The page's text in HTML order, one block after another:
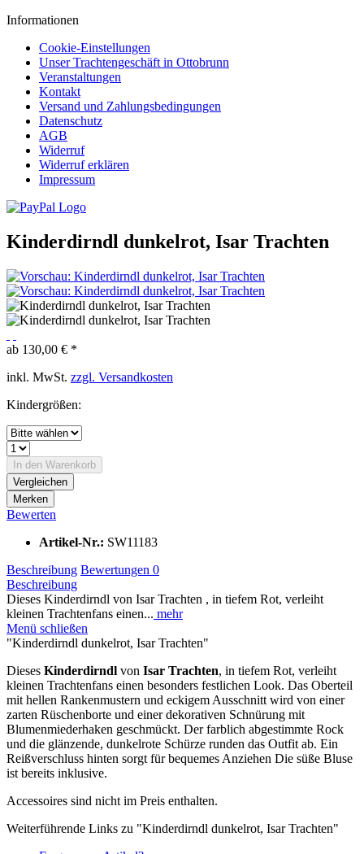
Informationen
Cookie-Einstellungen
Unser Trachtengeschäft in Ottobrunn
Veranstaltungen
Kontakt
Versand und Zahlungsbedingungen
Datenschutz
AGB
Widerruf
Widerruf erklären
Impressum
Kinderdirndl dunkelrot, Isar Trachten
ab 130,00 € *
inkl. MwSt. zzgl. Versandkosten
Kindergrößen:
In den Warenkorb
Vergleichen
Merken
Bewerten
Artikel-Nr.: SW11183
Beschreibung Bewertungen 0
Beschreibung
Dieses Kinderdirndl von Isar Trachten , in tiefem Rot, verleiht
kleinen Trachtenfans einen... mehr
Menü schließen
"Kinderdirndl dunkelrot, Isar Trachten"
Dieses Kinderdirndl von Isar Trachten, in tiefem Rot, verleiht
kleinen Trachtenfans einen besonders festlichen Look. Das Oberteil
mit hellen Rankenmustern und eckigem Ausschnitt wird von einer
zarten Rüschenborte und einer dekorativen Schnürung mit
Blumenmiederhaken geschmückt. Der farblich abgestimmte Rock
und die glänzende, dunkelrote Schürze runden das Outfit ab. Ein
Reißverschluss hinten sorgt für bequemes Anziehen Die süße Bluse
ist bereits inklusive.
Accessoires sind nicht im Preis enthalten.
Weiterführende Links zu "Kinderdirndl dunkelrot, Isar Trachten"